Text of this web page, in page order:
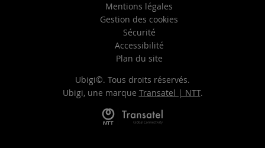
Mentions légales
Gestion des cookies
Sécurité
Accessibilité
Plan du site
Ubigi©. Tous droits réservés.
Ubigi, une marque Transatel | NTT.